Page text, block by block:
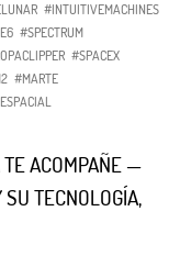
#INTUITIVEMACHINES
#SPECTRUM
#SPACEX
#MARTE
TE ACOMPAÑE —
TECNOLOGÍA,